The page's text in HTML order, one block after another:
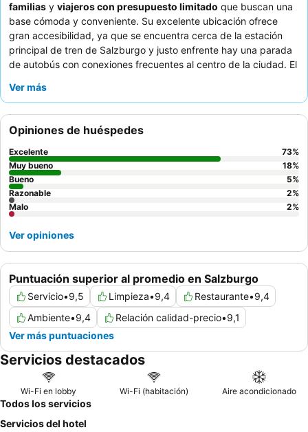
familias y viajeros con presupuesto limitado que buscan una
base cómoda y conveniente. Su excelente ubicación ofrece
gran accesibilidad, ya que se encuentra cerca de la estación
principal de tren de Salzburgo y justo enfrente hay una parada
de autobús con conexiones frecuentes al centro de la ciudad. El
alojamientos disponen de una
huéspedes elogian constantemente al personal, que es
excepcionalmente amable y servicial, y el desayuno bufé,
abundante y variado, es un punto a destacar, a menudo
descrito como delicioso y copioso. Para una estancia más
tranquila, considere la posibilidad de solicitar una habitación con
vistas al jardín.
Ver más
Puntuación superior al promedio en Salzburgo
Servicio•9,5 Limpieza•9,4 Restaurante•9,4
Ambiente•9,4 Relación calidad-precio•9,1
Ver más puntuaciones
Opiniones de huéspedes
Excelente 73%
Muy bueno
18%
Bueno
5%
Razonable
2%
Malo
2%
Ver opiniones
Servicios destacados
Wi-Fi en lobby Wi-Fi (habitación) Aire acondicionado
Todos los servicios
Servicios del hotel